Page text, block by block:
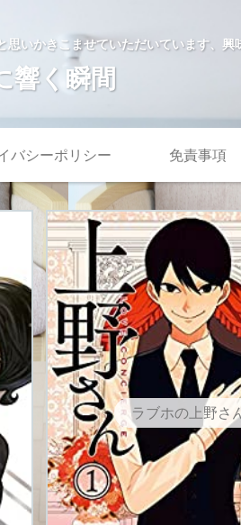
いかきこませていただいています、
響く瞬間
バシーポリシー 免責事項
ラブホの上野さ